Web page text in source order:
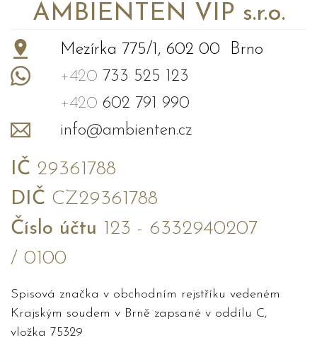
AMBIENTEN VIP s.r.o.
Mezírka 775/1, 602 00 Brno
+420 733 525 123
+420 602 791 990
info@ambienten.cz
IČ 29361788
DIČ CZ29361788
Číslo účtu 123 - 6332940207
/ 0100
Spisová značka v obchodním rejstříku vedeném
Krajským soudem v Brně zapsané v oddílu C,
vložka 75329